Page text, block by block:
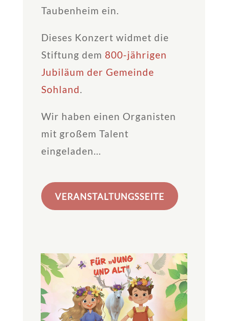
Taubenheim ein.
Dieses Konzert widmet die
Stiftung dem 800-jährigen
Jubiläum der Gemeinde
Sohland.
Wir haben einen Organisten
mit großem Talent
eingeladen…
VERANSTALTUNGSSEITE